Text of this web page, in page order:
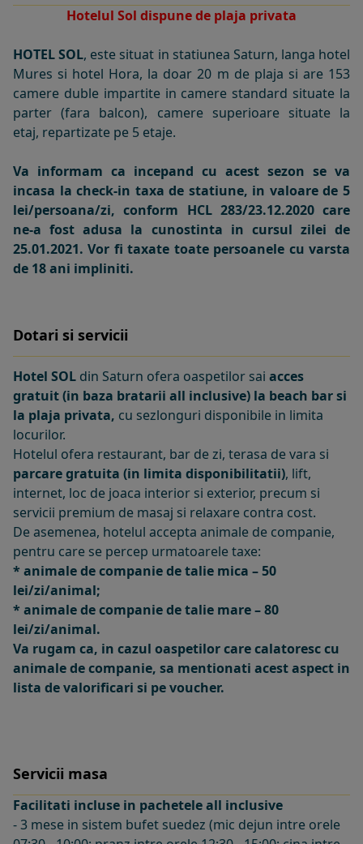
Hotelul Sol dispune de plaja privata
HOTEL SOL, este situat in statiunea Saturn, langa hotel
Mures si hotel Hora, la doar 20 m de plaja si are 153
camere duble impartite in camere standard situate la
parter (fara balcon), camere superioare situate la
etaj, repartizate pe 5 etaje.
Va informam ca incepand cu acest sezon se va
incasa la check-in taxa de statiune, in valoare de 5
lei/persoana/zi, conform HCL 283/23.12.2020 care
ne-a fost adusa la cunostinta in cursul zilei de
25.01.2021. Vor fi taxate toate persoanele cu varsta
de 18 ani impliniti.
Dotari si servicii
Hotel SOL din Saturn ofera oaspetilor sai acces
gratuit (in baza bratarii all inclusive) la beach bar si
la plaja privata, cu sezlonguri disponibile in limita
locurilor.
Hotelul ofera restaurant, bar de zi, terasa de vara si
parcare gratuita (in limita disponibilitatii), lift,
internet, loc de joaca interior si exterior, precum si
servicii premium de masaj si relaxare contra cost.
De asemenea, hotelul accepta animale de companie,
pentru care se percep urmatoarele taxe:
* animale de companie de talie mica – 50
lei/zi/animal;
* animale de companie de talie mare – 80
lei/zi/animal.
Va rugam ca, in cazul oaspetilor care calatoresc cu
animale de companie, sa mentionati acest aspect in
lista de valorificari si pe voucher.
Servicii masa
Facilitati incluse in pachetele all inclusive
- 3 mese in sistem bufet suedez (mic dejun intre orele